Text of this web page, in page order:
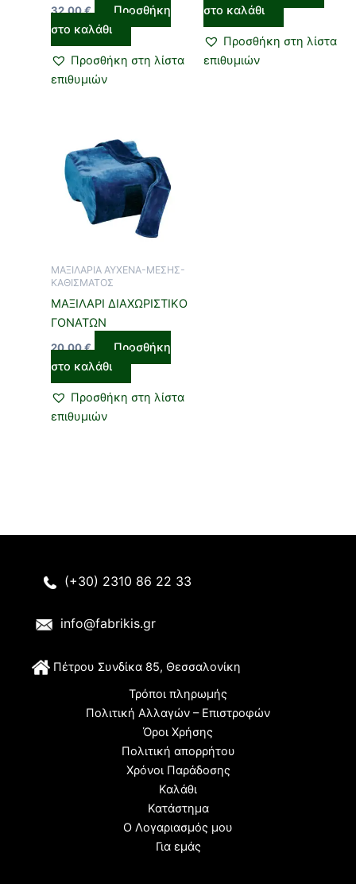
32,00€
Προσθήκη
στο καλάθι
Προσθήκη στη λίστα
επιθυμιών
στο καλάθι
Προσθήκη στη λίστα
επιθυμιών
ΜΑΞΙΛΑΡΙΑ ΑΥΧΕΝΑ-ΜΕΣΗΣ-
ΚΑΘΙΣΜΑΤΟΣ
ΜΑΞΙΛΑΡΙ ΔΙΑΧΩΡΙΣΤΙΚΟ
ΓΟΝΑΤΩΝ
20,00€
Προσθήκη
στο καλάθι
Προσθήκη στη λίστα
επιθυμιών
(+30) 2310 86 22 33
info@fabrikis.gr
Πέτρου Συνδίκα 85, Θεσσαλονίκη
Τρόποι πληρωμής
Πολιτική Αλλαγών – Επιστροφών
Όροι Χρήσης
Πολιτική απορρήτου
Χρόνοι Παράδοσης
Καλάθι
Κατάστημα
Ο Λογαριασμός μου
Για εμάς